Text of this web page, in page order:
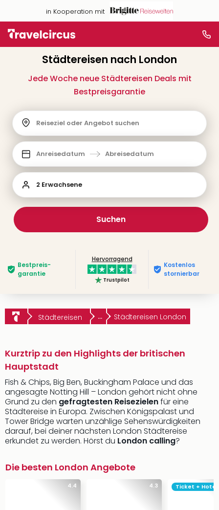
in Kooperation mit
Städtereisen nach London
Jede Woche neue Städtereisen Deals mit
Bestpreisgarantie
Reiseziel oder Angebot suchen
Anreisedatum Abreisedatum
2 Erwachsene
Suchen
Bestpreis­
garantie
Hervorragend
Trustpilot
Kostenlos
stornierbar
Städtereisen ... Städtereisen London
Kurztrip zu den Highlights der britischen
Hauptstadt
Fish & Chips, Big Ben, Buckingham Palace und das
angesagte Notting Hill – London gehört nicht ohne
Grund zu den gefragtesten Reisezielenfür eine
Städtereise in Europa. Zwischen Königspalast und
Tower Bridge warten unzählige Sehenswürdigkeiten
darauf, bei deiner nächsten London Städtereise
erkundet zu werden. Hörst du London calling?
Die besten London Angebote
4.4 4.3 Ticket + Hotel